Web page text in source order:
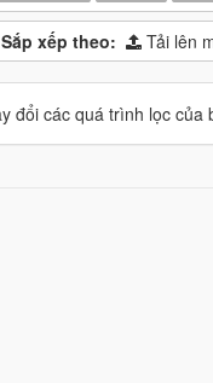
Sắp xếp theo: Tải lên
đổi các quá trình lọc của